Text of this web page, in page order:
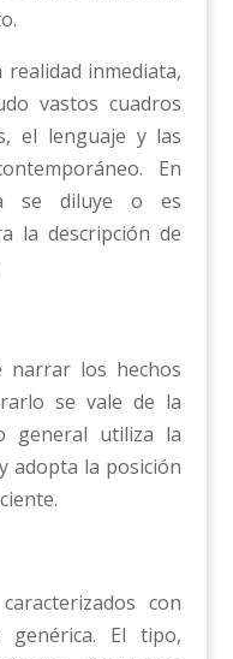
inmediata,
vastos cuadros
el lenguaje y las
En
se diluye o es
la descripción de
narrar los hechos
se vale de la
general utiliza la
adopta la posición
con
genérica. El tipo,